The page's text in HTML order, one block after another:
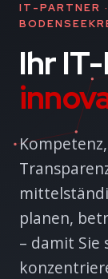
IT-PARTNER
Ihr
planen,
– damit Sie